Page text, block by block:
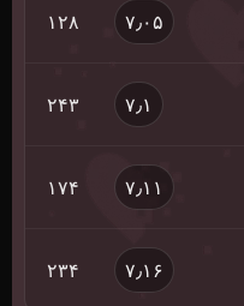
۷٫۰۵ ۱۲۸
۷٫۱ ۲۴۳
۷٫۱۱ ۱۷۴
۷٫۱۶ ۲۳۴